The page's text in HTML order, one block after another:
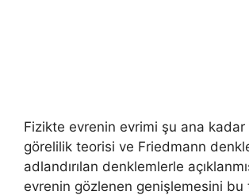
Fizikte evrenin evrimi şu ana kadar
görelilik teorisi ve Friedmann
adlandırılan denklemlerle
evrenin gözlenen genişlemesini bu